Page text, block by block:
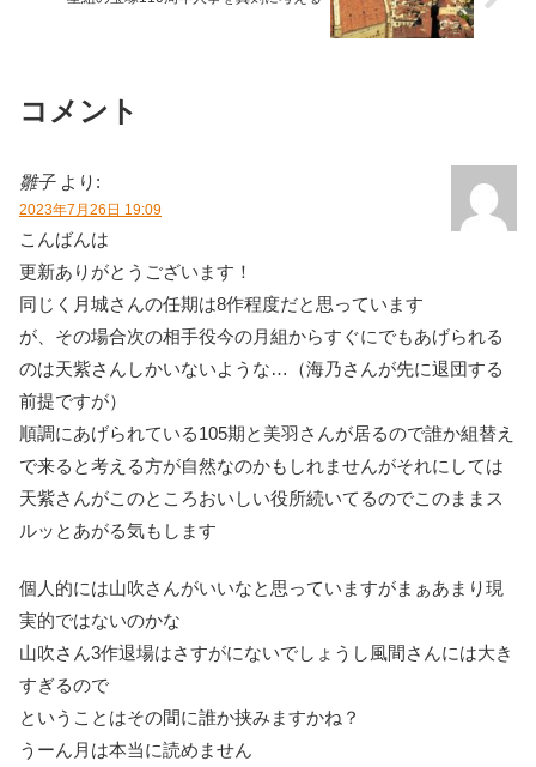
コメント
雛子 より:
2023年7月26日 19:09
こんばんは
更新ありがとうございます！
同じく月城さんの任期は8作程度だと思っています
が、その場合次の相手役今の月組からすぐにでもあげられる
のは天紫さんしかいないような…（海乃さんが先に退団する
前提ですが）
順調にあげられている105期と美羽さんが居るので誰か組替え
で来ると考える方が自然なのかもしれませんがそれにしては
天紫さんがこのところおいしい役所続いてるのでこのままス
ルッとあがる気もします
個人的には山吹さんがいいなと思っていますがまぁあまり現
実的ではないのかな
山吹さん3作退場はさすがにないでしょうし風間さんには大き
すぎるので
ということはその間に誰か挟みますかね？
うーん月は本当に読めません